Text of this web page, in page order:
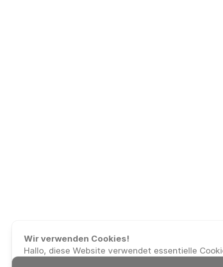
Wir verwenden Cookies!
Hallo, diese Website verwendet essentielle